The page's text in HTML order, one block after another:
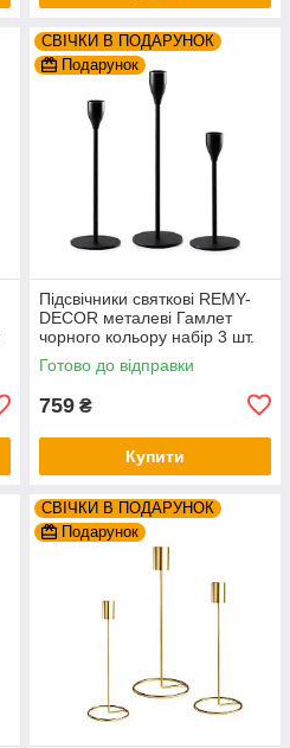
СВІЧКИ В ПОДАРУНОК
Подарунок
Підсвічники святкові REMY-
DEСOR металеві Гамлет
чорного кольору набір 3 шт.
висота 23см 28см 33см
Готово до відправки
759 ₴
Купити
СВІЧКИ В ПОДАРУНОК
Подарунок